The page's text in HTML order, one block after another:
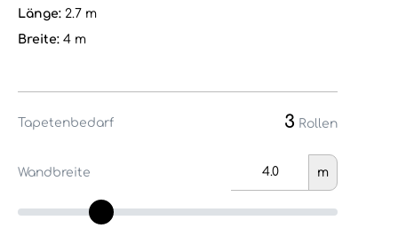
Länge: 2.7 m
Breite: 4 m
Tapetenbedarf 3 Rollen
Wandbreite m